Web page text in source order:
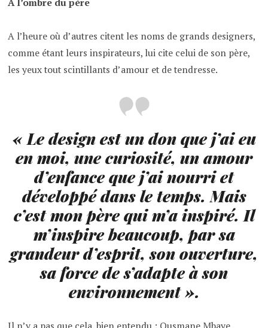
A l’ombre du père
A l’heure où d’autres citent les noms de grands designers,
comme étant leurs inspirateurs, lui cite celui de son père,
les yeux tout scintillants d’amour et de tendresse.
« Le design est un don que j’ai eu
en moi, une curiosité, un amour
d’enfance que j’ai nourri et
développé dans le temps. Mais
c’est mon père qui m’a inspiré. Il
m’inspire beaucoup, par sa
grandeur d’esprit, son ouverture,
sa force de s’adapte à son
environnement».